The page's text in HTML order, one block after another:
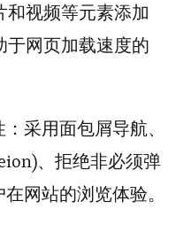
和视频等元素添加
于网页加载速度的
采用面包屑导航、
、拒绝非必须弹
网站的浏览体验。